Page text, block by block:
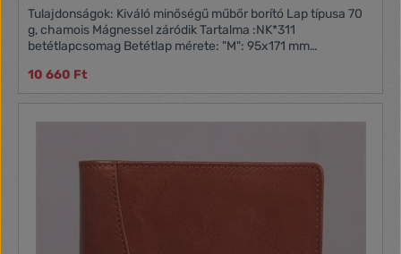
Tulajdonságok: Kiváló minőségű műbőr borító Lap típusa 70
g, chamois Mágnessel záródik Tartalma :NK*311
betétlapcsomag Betétlap mérete: "M": 95x171 mm
10 660 Ft